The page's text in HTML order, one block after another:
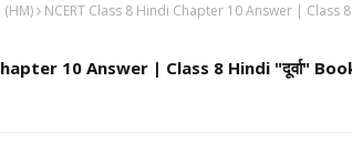
(HM)
NCERT Class 8 Hindi Chapter 10 Answer | Class
10 Answer | Class 8 Hindi "दूर्वा"